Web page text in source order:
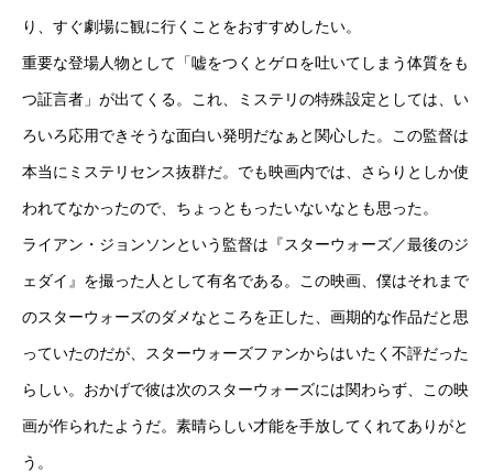
り、すぐ劇場に観に行くことをおすすめしたい。
重要な登場人物として「嘘をつくとゲロを吐いてしまう体質をも
つ証言者」が出てくる。これ、ミステリの特殊設定としては、い
ろいろ応用できそうな面白い発明だなぁと関心した。この監督は
本当にミステリセンス抜群だ。でも映画内では、さらりとしか使
われてなかったので、ちょっともったいないなとも思った。
ライアン・ジョンソンという監督は『スターウォーズ／最後のジ
ェダイ』を撮った人として有名である。この映画、僕はそれまで
のスターウォーズのダメなところを正した、画期的な作品だと思
っていたのだが、スターウォーズファンからはいたく不評だった
らしい。おかげで彼は次のスターウォーズには関わらず、この映
画が作られたようだ。素晴らしい才能を手放してくれてありがと
う。